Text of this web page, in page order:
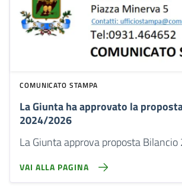
COMUNICATO STAMPA
La Giunta ha approvato la
2024/2026
La Giunta approva proposta
VAI ALLA PAGINA